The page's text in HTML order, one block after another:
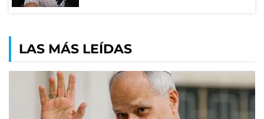
LAS MÁS LEÍDAS